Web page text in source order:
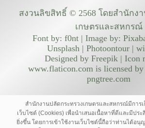
สงวนลิขสิทธิ์ © 2568 โดยสำนักง
เกษตรและสหกรณ์
Font by: f0nt | Image by:
Unsplash | Photoontour |
Designed by Freepik | Icon
www.flaticon.com is licensed
pngtree.com
สำนักงานปลัดกระทรวงเกษตรและสหกรณ์มีการ
เว็บไซต์ (Cookies) เพื่อนำเสนอเนื้อหาที่ดีและมีปร
ยิ่งขึ้น โดยการเข้าใช้งานเว็บไซต์นี้ถือว่าท่านได้อนุ